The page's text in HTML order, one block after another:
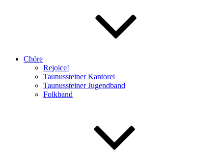
Chöre
Rejoice!
Taunussteiner Kantorei
Taunussteiner Jugendband
Folkband